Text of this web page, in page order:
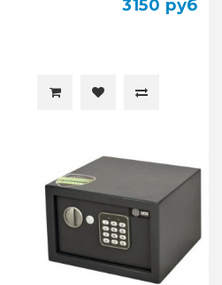
3150 руб